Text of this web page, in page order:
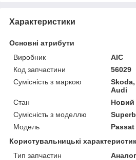
Характеристики
Основні атрибути
Виробник
AIC
Код запчастини
56029
Сумісність з маркою
Audi
Стан
Новий
Сумісність з моделлю
Модель
Passat
Користувальницькі
Тип запчастин
Аналог